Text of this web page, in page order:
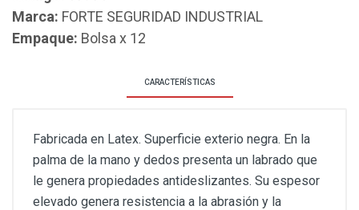
Marca: FORTE SEGURIDAD INDUSTRIAL
Empaque: Bolsa x 12
CARACTERÍSTICAS
Fabricada en Latex. Superficie exterio negra. En la
palma de la mano y dedos presenta un labrado que
le genera propiedades antideslizantes. Su espesor
elevado genera resistencia a la abrasión y la